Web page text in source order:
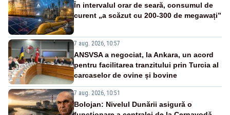
În intervalul orar de seară, consumul de
curent „a scăzut cu 200-300 de megawați”
7 aug. 2026, 10:57
ANSVSA a negociat, la Ankara, un acord
pentru facilitarea tranzitului prin Turcia al
carcaselor de ovine și bovine
7 aug. 2026, 10:51
Bolojan: Nivelul Dunării asigură o